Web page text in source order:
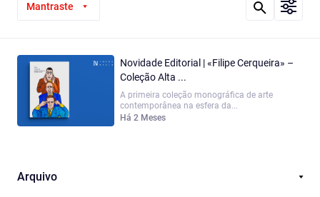
Mantraste
Novidade Editorial | «Filipe Cerqueira» –
Coleção Alta ...
A primeira coleção monográfica de arte
contemporânea na esfera da...
Há 2 Meses
Arquivo